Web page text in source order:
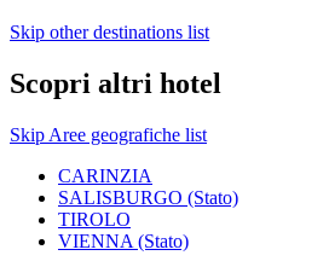
Skip other destinations list
Scopri altri hotel
Skip Aree geografiche list
CARINZIA
SALISBURGO (Stato)
TIROLO
VIENNA (Stato)